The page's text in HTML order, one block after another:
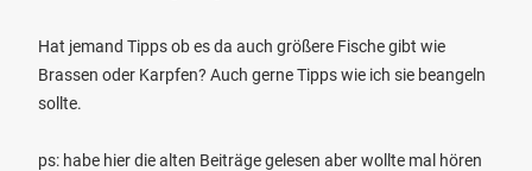
Hat jemand Tipps ob es da auch größere Fische gibt wie
Brassen oder Karpfen? Auch gerne Tipps wie ich sie beangeln
sollte.
ps: habe hier die alten Beiträge gelesen aber wollte mal hören